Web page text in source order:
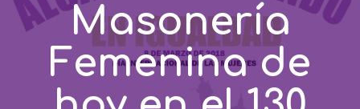
Masonería
Femenina de